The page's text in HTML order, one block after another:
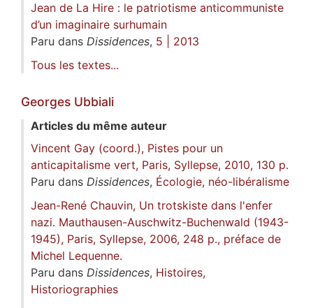
Jean de La Hire : le patriotisme anticommuniste
d’un imaginaire surhumain
Paru dans Dissidences, 5 | 2013
Tous les textes...
Georges Ubbiali
Articles du même auteur
Vincent Gay (coord.), Pistes pour un
anticapitalisme vert, Paris, Syllepse, 2010, 130 p.
Paru dans Dissidences, Écologie, néo-libéralisme
Jean-René Chauvin, Un trotskiste dans l'enfer
nazi. Mauthausen-Auschwitz-Buchenwald (1943-
1945), Paris, Syllepse, 2006, 248 p., préface de
Michel Lequenne.
Paru dans Dissidences, Histoires,
Historiographies